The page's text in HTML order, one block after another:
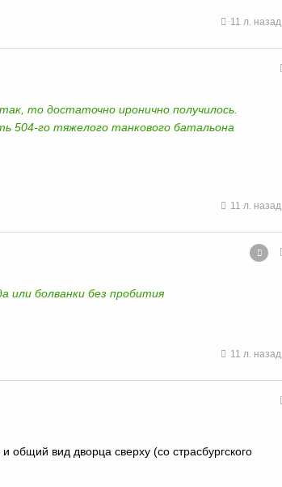
11 л. назад
то достаточно иронично получилось.
504-го тяжелого танкового батальона
11 л. назад
или болванки без пробития
11 л. назад
общий вид дворца сверху (со страсбургского